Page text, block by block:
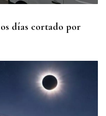
días cortado por